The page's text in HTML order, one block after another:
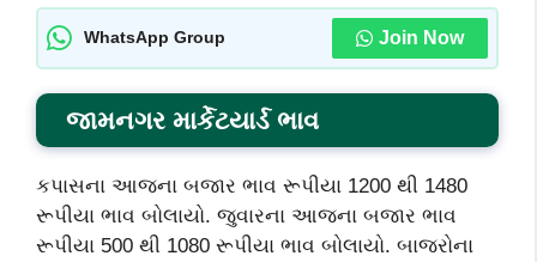
WhatsApp Group Join Now
જામનગર માર્કેટયાર્ડ ભાવ
કપાસના આજના બજાર ભાવ રૂપીયા 1200 થી 1480
રૂપીયા ભાવ બોલાયો. જુવારના આજના બજાર ભાવ
રૂપીયા 500 થી 1080 રૂપીયા ભાવ બોલાયો. બાજરોના